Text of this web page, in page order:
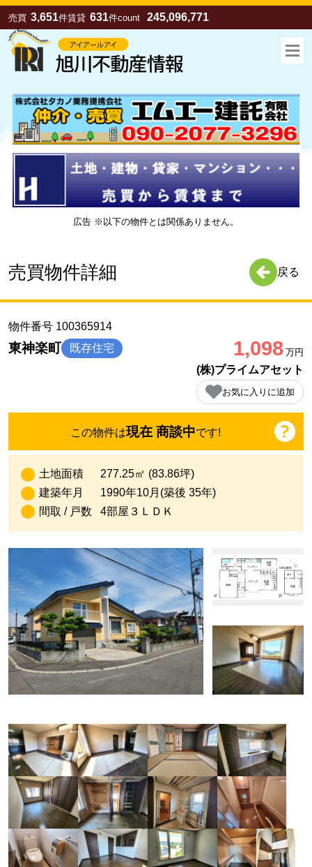
売買 3,651件賃貸 631件count 245,096,771
広告 ※以下の物件とは関係ありません。
売買物件詳細 戻る
物件番号 100365914
東神楽町 既存住宅 1,098 万円
(株)プライムアセット
お気に入りに追加
この物件は現在 商談中です!
土地面積
277.25㎡ (83.86坪)
建築年月
1990年10月(築後 35年)
間取 / 戸数
4部屋３ＬＤＫ